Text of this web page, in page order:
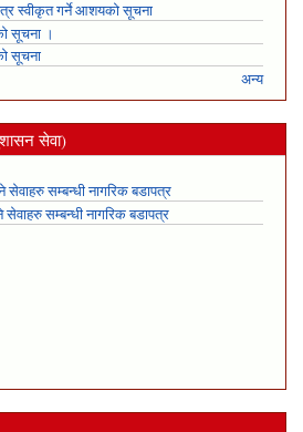
स्वीकृत गर्ने आशयको सूचना
सूचना ।
सूचना
अन्य
सेवा)
सेवाहरु सम्बन्धी नागरिक बडापत्र
सेवाहरु सम्बन्धी नागरिक बडापत्र